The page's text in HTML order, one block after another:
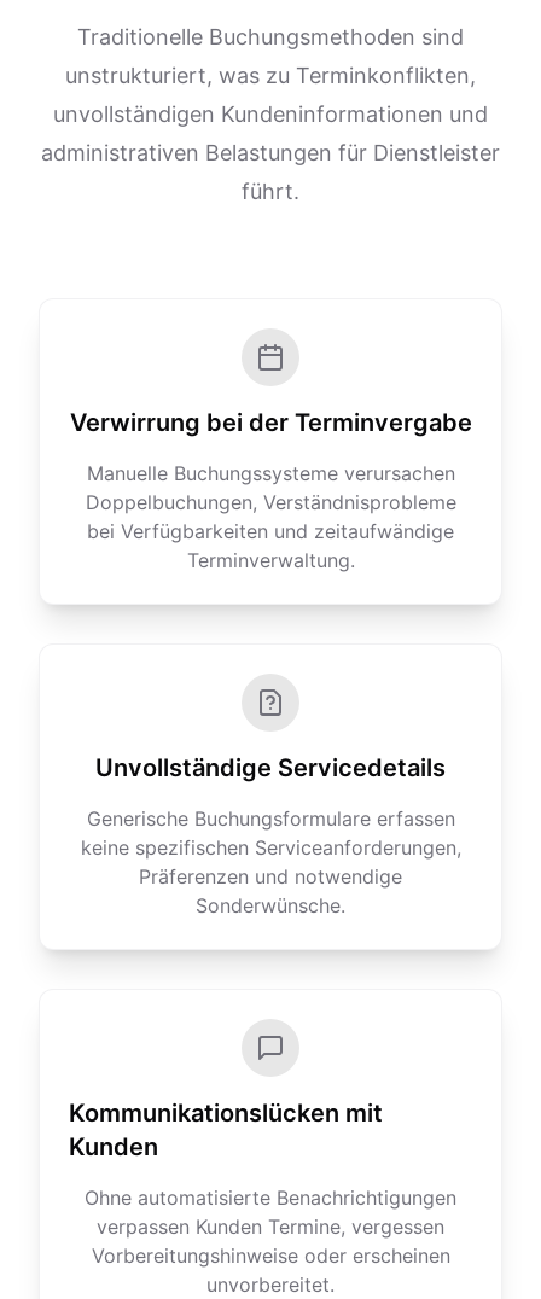
Traditionelle Buchungsmethoden sind
unstrukturiert, was zu Terminkonflikten,
unvollständigen Kundeninformationen und
administrativen Belastungen für Dienstleister
führt.
Verwirrung bei der Terminvergabe
Manuelle Buchungssysteme verursachen
Doppelbuchungen, Verständnisprobleme
bei Verfügbarkeiten und zeitaufwändige
Terminverwaltung.
Unvollständige Servicedetails
Generische Buchungsformulare erfassen
keine spezifischen Serviceanforderungen,
Präferenzen und notwendige
Sonderwünsche.
Kommunikationslücken mit
Kunden
Ohne automatisierte Benachrichtigungen
verpassen Kunden Termine, vergessen
Vorbereitungshinweise oder erscheinen
unvorbereitet.